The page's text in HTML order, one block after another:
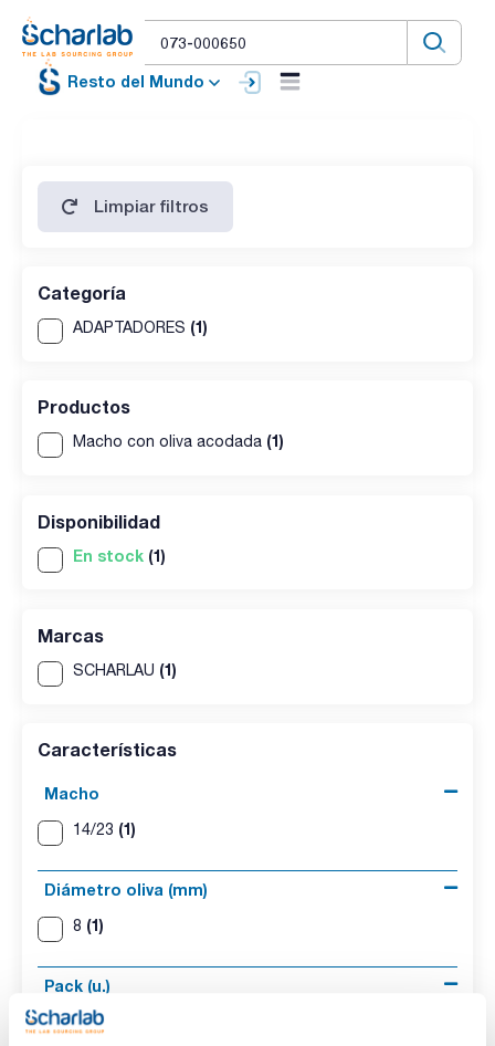
Resto del Mundo
Limpiar filtros
Categoría
ADAPTADORES (1)
Productos
Macho con oliva acodada (1)
Disponibilidad
En stock (1)
Marcas
SCHARLAU (1)
Características
Macho
14/23 (1)
Diámetro oliva (mm)
8 (1)
Pack (u.)
1(1)